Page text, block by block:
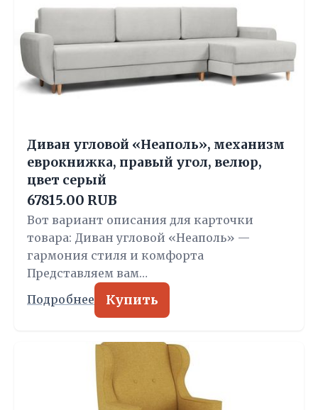
Диван угловой «Неаполь», механизм
еврокнижка, правый угол, велюр,
цвет серый
67815.00 RUB
Вот вариант описания для карточки
товара: Диван угловой «Неаполь» —
гармония стиля и комфорта
Представляем вам…
Подробнее Купить